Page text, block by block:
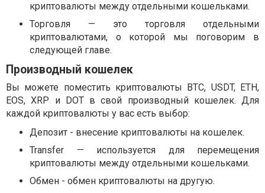
криптовалюты между отдельными кошельками.
Торговля — это торговля отдельными
криптовалютами, о которой мы поговорим в
следующей главе.
Производный кошелек
Вы можете поместить криптовалюты BTC, USDT, ETH,
EOS, XRP и DOT в свой производный кошелек. Для
каждой криптовалюты у вас есть выбор:
Депозит - внесение криптовалюты на кошелек.
Transfer — используется для перемещения
криптовалюты между отдельными кошельками.
Обмен - обмен криптовалюты на другую.